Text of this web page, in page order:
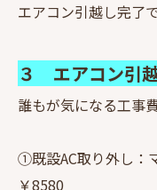
エアコン引越し完了
３ エアコン引
誰もが気になる工事
①既設AC取り外し：
￥8580